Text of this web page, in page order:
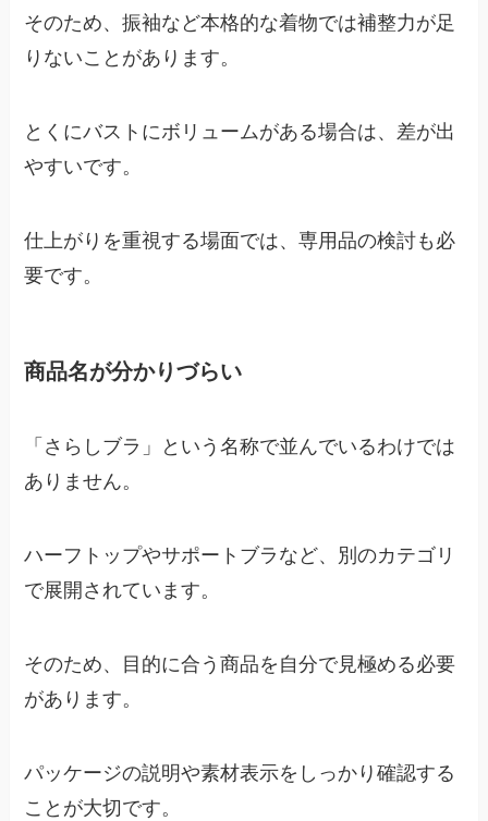
そのため、振袖など本格的な着物では補整力が足
りないことがあります。
とくにバストにボリュームがある場合は、差が出
やすいです。
仕上がりを重視する場面では、専用品の検討も必
要です。
商品名が分かりづらい
「さらしブラ」という名称で並んでいるわけでは
ありません。
ハーフトップやサポートブラなど、別のカテゴリ
で展開されています。
そのため、目的に合う商品を自分で見極める必要
があります。
パッケージの説明や素材表示をしっかり確認する
ことが大切です。